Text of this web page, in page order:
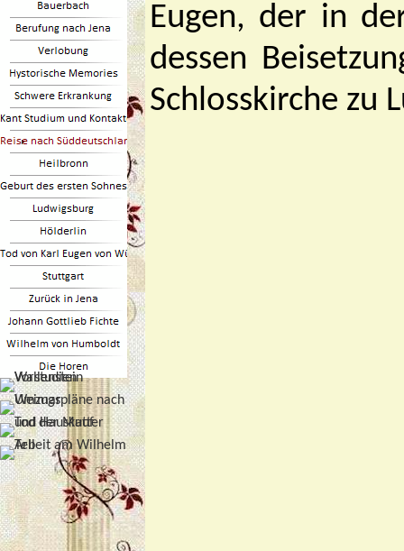
Eugen, der in
dessen
Schlosskirche zu